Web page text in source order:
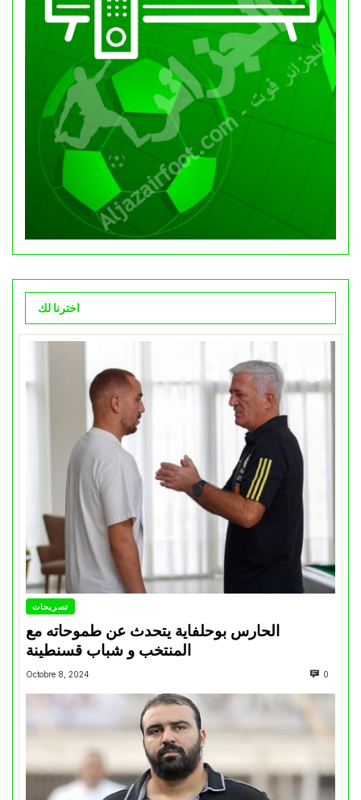
اخترنا لك
تصريحات
الحارس بوحلفاية يتحدث عن طموحاته مع
المنتخب و شباب قسنطينة
Octobre 8, 2024 0